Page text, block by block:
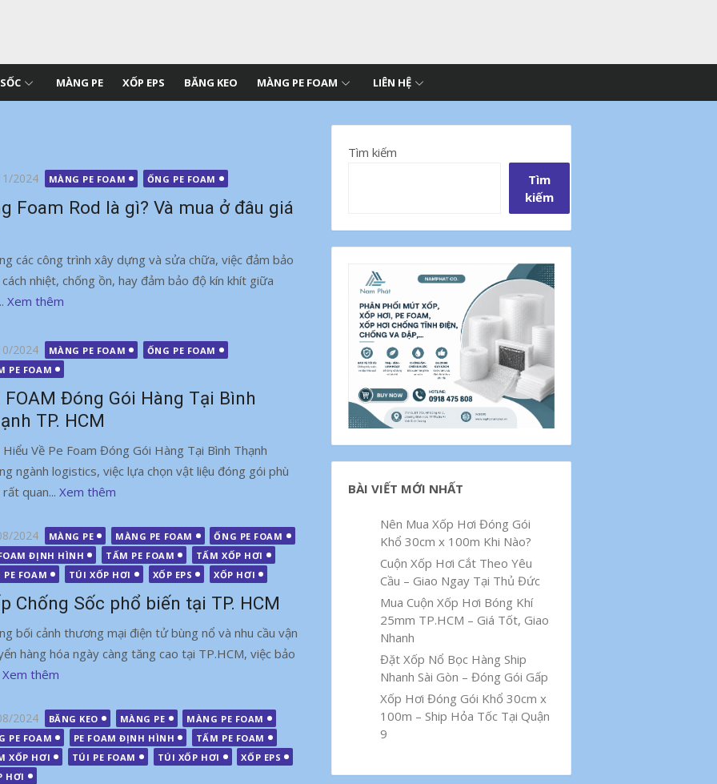
MÀNG PE XỐP EPS BĂNG KEO MÀNG PE FOAM LIÊN HỆ
2024 MÀNG PE FOAM ỐNG PE FOAM
Foam Rod là gì? Và mua ở đâu giá
các công trình xây dựng và sửa chữa, việc đảm bảo
nhiệt, chống ồn, hay đảm bảo độ kín khít giữa
Xem thêm
2024 MÀNG PE FOAM
ỐNG PE FOAM
PE FOAM
FOAM Đóng Gói Hàng Tại Bình
TP. HCM
Hiểu Về Pe Foam Đóng Gói Hàng Tại Bình Thạnh
ngành logistics, việc lựa chọn vật liệu đóng gói phù
quan... Xem thêm
2024 MÀNG PE MÀNG PE FOAM
ỐNG PE FOAM
ĐỊNH HÌNH
TẤM PE FOAM
TẤM XỐP HƠI
PE FOAM
TÚI XỐP HƠI XỐP EPS XỐP HƠI
Chống Sốc phổ biến tại TP. HCM
bối cảnh thương mại điện tử bùng nổ và nhu cầu vận
hàng hóa ngày càng tăng cao tại TP.HCM, việc bảo
Xem thêm
2024 BĂNG KEO MÀNG PE
MÀNG PE FOAM
PE FOAM
PE FOAM ĐỊNH HÌNH
TẤM PE FOAM
XỐP HƠI
TÚI PE FOAM TÚI XỐP HƠI
XỐP EPS
HƠI
Tìm kiếm
Tìm
kiếm
BÀI VIẾT MỚI NHẤT
Nên Mua Xốp Hơi Đóng Gói
Khổ 30cm x 100m Khi Nào?
Cuộn Xốp Hơi Cắt Theo Yêu
Cầu – Giao Ngay Tại Thủ Đức
Mua Cuộn Xốp Hơi Bóng Khí
25mm TP.HCM – Giá Tốt, Giao
Nhanh
Đặt Xốp Nổ Bọc Hàng Ship
Nhanh Sài Gòn – Đóng Gói Gấp
Xốp Hơi Đóng Gói Khổ 30cm x
100m – Ship Hỏa Tốc Tại Quận
9